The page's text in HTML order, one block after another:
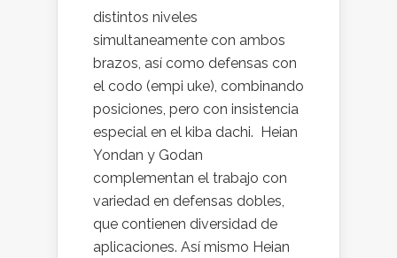
distintos niveles
simultaneamente con ambos
brazos, así como defensas con
el codo (empi uke), combinando
posiciones, pero con insistencia
especial en el kiba dachi. Heian
Yondan y Godan
complementan el trabajo con
variedad en defensas dobles,
que contienen diversidad de
aplicaciones. Así mismo Heian